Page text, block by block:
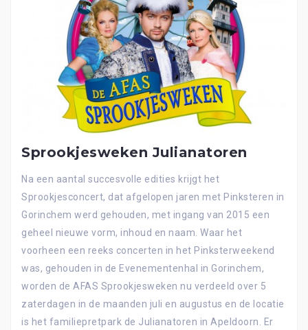
Sprookjesweken Julianatoren
Na een aantal succesvolle edities krijgt het
Sprookjesconcert, dat afgelopen jaren met Pinksteren in
Gorinchem werd gehouden, met ingang van 2015 een
geheel nieuwe vorm, inhoud en naam. Waar het
voorheen een reeks concerten in het Pinksterweekend
was, gehouden in de Evenementenhal in Gorinchem,
worden de AFAS Sprookjesweken nu verdeeld over 5
zaterdagen in de maanden juli en augustus en de locatie
is het familiepretpark de Julianatoren in Apeldoorn. Er